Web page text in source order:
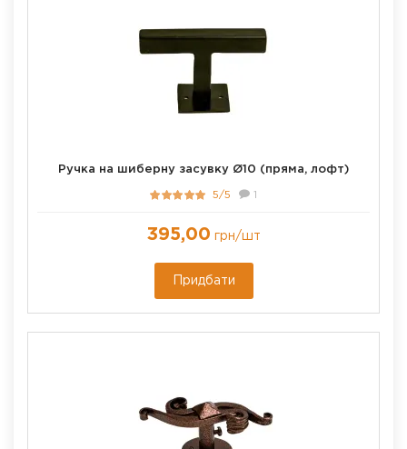
Ручка на шиберну засувку Ø10 (пряма, лофт)
5/5 1
395,00 грн/шт
Придбати